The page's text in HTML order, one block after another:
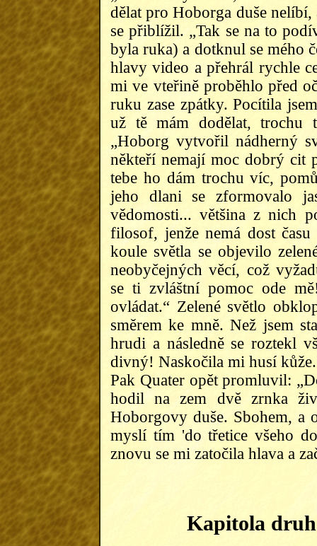
dělat pro Hoborga duše
se přiblížil. „Tak se na to
byla ruka) a dotknul se mého
hlavy video a přehrál rychle
mi ve vteřině proběhlo před
ruku zase zpátky. Pocítila
už tě mám dodělat, trochu
„Hoborg vytvořil nádherný
někteří nemají moc dobrý cit
tebe ho dám trochu víc,
jeho dlani se zformovalo
vědomosti... většina z nich
filosof, jenže nemá dost
koule světla se objevilo
neobyčejných věcí, což
se ti zvláštní pomoc ode
ovládat.“ Zelené světlo
směrem ke mně. Než jsem
hrudi a následně se roztekl
divný! Naskočila mi husí kůže.
Pak Quater opět promluvil:
hodil na zem dvě zrnka
Hoborgovy duše. Sbohem, a
myslí tím 'do třetice všeho
znovu se mi zatočila hlava a
Kapitola